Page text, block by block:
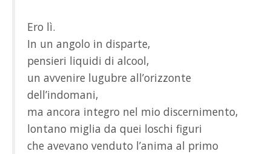
Ero lì.
In un angolo in disparte,
pensieri liquidi di alcool,
un avvenire lugubre all’orizzonte
dell’indomani,
ma ancora integro nel mio discernimento,
lontano miglia da quei loschi figuri
che avevano venduto l’anima al primo